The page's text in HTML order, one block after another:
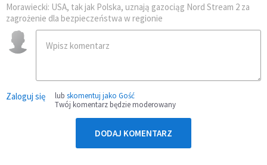
Morawiecki: USA, tak jak Polska, uznają gazociąg Nord Stream 2 za
zagrożenie dla bezpieczeństwa w regionie
Zaloguj się lub skomentuj jako Gość
Twój komentarz będzie moderowany
DODAJ KOMENTARZ